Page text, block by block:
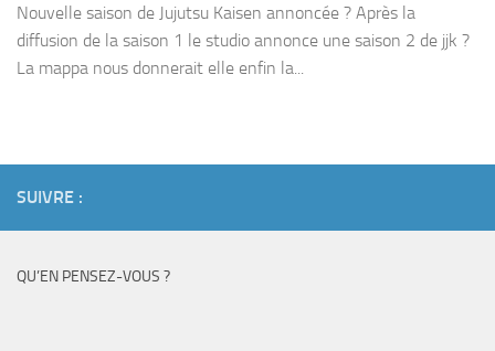
Nouvelle saison de Jujutsu Kaisen annoncée ? Après la
diffusion de la saison 1 le studio annonce une saison 2 de jjk ?
La mappa nous donnerait elle enfin la...
SUIVRE :
QU’EN PENSEZ-VOUS ?